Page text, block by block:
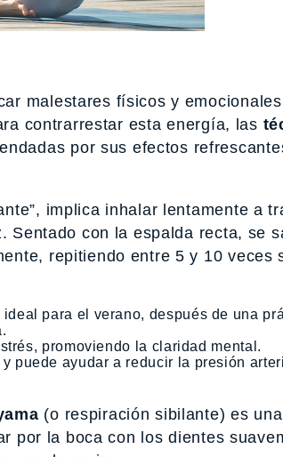
malestares físicos y
contrarrestar esta energía, las
por sus efectos
implica inhalar lentamente a
Sentado con la espalda recta, se
repitiendo entre 5 y 10 veces
para el verano, después de una
promoviendo la claridad mental.
puede ayudar a reducir la presión
(o respiración sibilante) es una
por la boca con los dientes